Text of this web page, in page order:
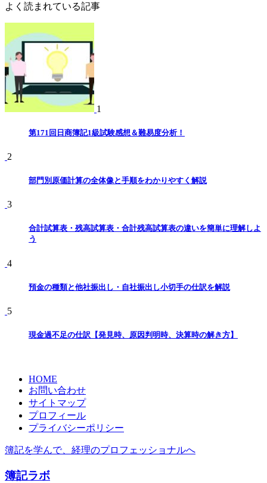
よく読まれている記事
1
第171回日商簿記1級試験感想＆難易度分析！
2
部門別原価計算の全体像と手順をわかりやすく解説
3
合計試算表・残高試算表・合計残高試算表の違いを簡単に理解しよ
う
4
預金の種類と他社振出し・自社振出し小切手の仕訳を解説
5
現金過不足の仕訳【発見時、原因判明時、決算時の解き方】
HOME
お問い合わせ
サイトマップ
プロフィール
プライバシーポリシー
簿記を学んで、経理のプロフェッショナルへ
簿記ラボ